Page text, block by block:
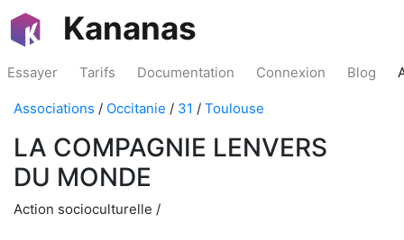
Kananas
Essayer Tarifs Documentation Connexion Blog
Associations / Occitanie / 31 / Toulouse
LA COMPAGNIE LENVERS
DU MONDE
Action socioculturelle /